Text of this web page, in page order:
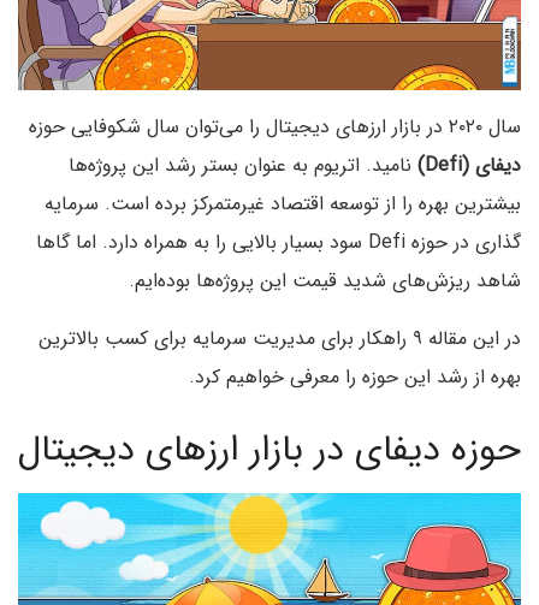
سال ۲۰۲۰ در بازار ارزهای دیجیتال را می‌توان سال شکوفایی حوزه
دیفای (Defi)
نامید. اتریوم به عنوان بستر رشد این پروژه‌ها
بیشترین بهره را از توسعه اقتصاد غیرمتمرکز برده است. سرمایه
گذاری در حوزه Defi سود بسیار بالایی را به همراه دارد. اما گاها
شاهد ریزش‌های شدید قیمت این پروژه‌ها بوده‌ایم.
در این مقاله ۹ راهکار برای مدیریت سرمایه برای کسب بالاترین
بهره از رشد این حوزه را معرفی خواهیم کرد.
حوزه دیفای در بازار ارزهای دیجیتال